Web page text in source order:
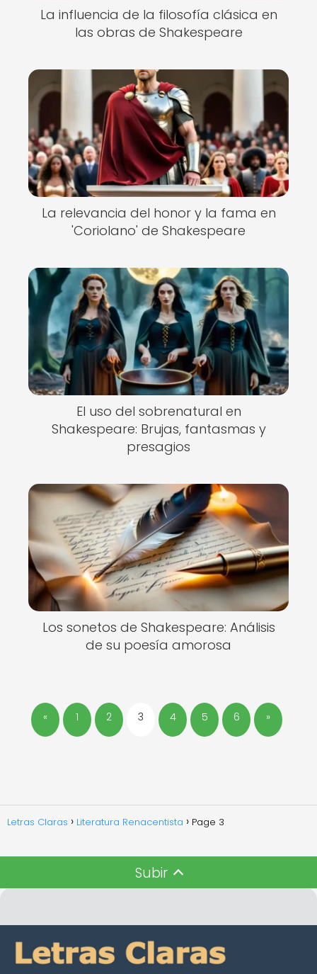
La influencia de la filosofía clásica en
las obras de Shakespeare
La relevancia del honor y la fama en
'Coriolano' de Shakespeare
El uso del sobrenatural en
Shakespeare: Brujas, fantasmas y
presagios
Los sonetos de Shakespeare: Análisis
de su poesía amorosa
« 1 2 3 4 5 6 »
Letras Claras Literatura Renacentista Page 3
Subir